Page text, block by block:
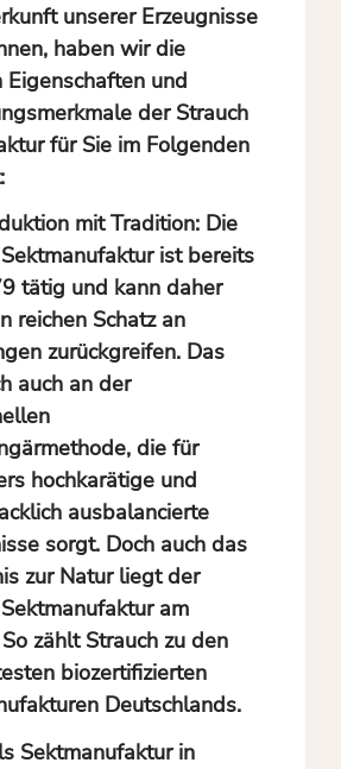
unserer Erzeugnisse
haben wir die
und
der Strauch
für Sie im Folgenden
mit Tradition: Die
ist bereits
tätig und kann daher
reichen Schatz an
zurückgreifen. Das
auch an der
die für
hochkarätige und
ausbalancierte
sorgt. Doch auch das
zur Natur liegt der
am
zählt Strauch zu den
biozertifizierten
Deutschlands.
Sektmanufaktur in